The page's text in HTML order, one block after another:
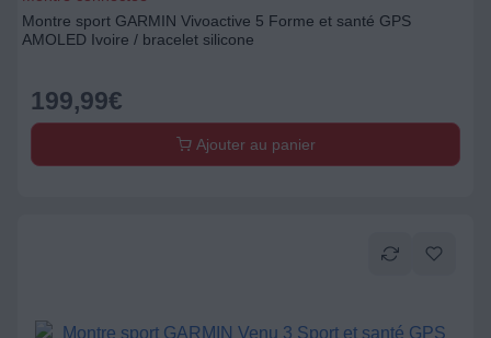
Montre sport GARMIN Vivoactive 5 Forme et santé GPS
AMOLED Ivoire / bracelet silicone
199,99€
Ajouter au panier